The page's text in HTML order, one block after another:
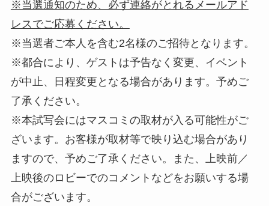
※当選通知のため、必ず連絡がとれるメールアド
レスでご応募ください。
※当選者ご本人を含む2名様のご招待となります。
※都合により、ゲストは予告なく変更、イベント
が中止、日程変更となる場合があります。予めご
了承ください。
※本試写会にはマスコミの取材が入る可能性がご
ざいます。お客様が取材等で映り込む場合があり
ますので、予めご了承ください。また、上映前／
上映後のロビーでのコメントなどをお願いする場
合がございます。